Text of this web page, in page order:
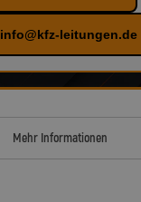
info@kfz-leitungen.de
Mehr Informationen